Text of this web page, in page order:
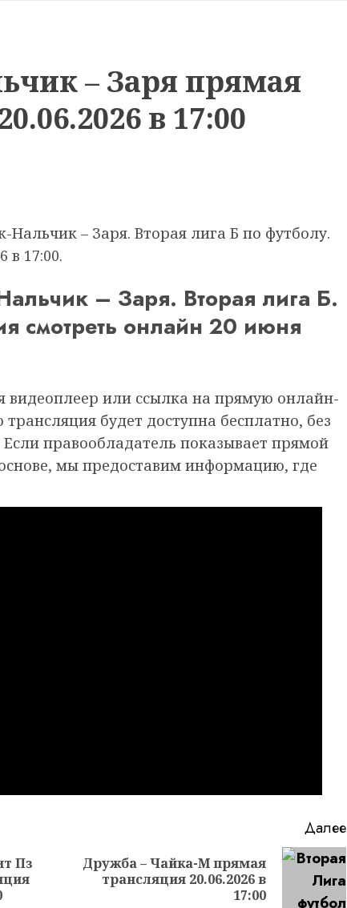
– Заря прямая
в 17:00
Нальчик – Заря. Вторая лига Б по футболу.
в 17:00.
– Заря. Вторая лига Б.
смотреть онлайн 20 июня
видеоплеер или ссылка на прямую онлайн-
будет доступна бесплатно, без
правообладатель показывает прямой
мы предоставим информацию, где
Предыдущая
Пз
Далее
Следующая
Дружба – Чайка-М прямая
трансляция 20.06.2026 в
17:00